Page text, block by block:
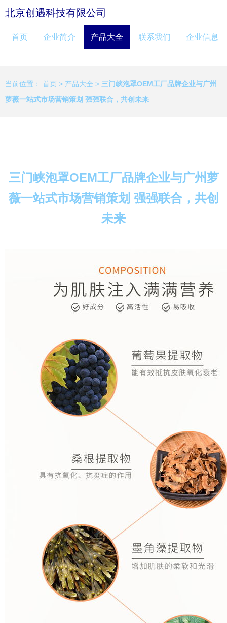
北京创遇科技有限公司
首页 企业简介 产品大全 联系我们 企业信息
当前位置： 首页 > 产品大全 > 三门峡泡罩OEM工厂品牌企业与广州
萝薇一站式市场营销策划 强强联合，共创未来
三门峡泡罩OEM工厂品牌企业与广州萝
薇一站式市场营销策划 强强联合，共创
未来